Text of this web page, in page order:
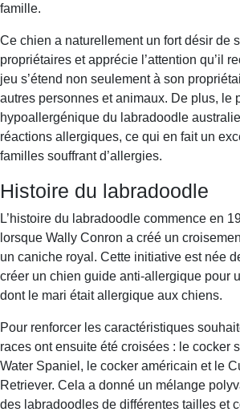
famille.
Ce chien a naturellement un fort désir de
propriétaires et apprécie l’attention qu’il
jeu s’étend non seulement à son
autres personnes et animaux. De plus, le
hypoallergénique du labradoodle
réactions allergiques, ce qui en fait un
familles souffrant d’allergies.
Histoire du labradoodle
L’histoire du labradoodle commence en
lorsque Wally Conron a créé un
un caniche royal. Cette initiative est née
créer un chien guide anti-allergique pour
dont le mari était allergique aux chiens.
Pour renforcer les caractéristiques
races ont ensuite été croisées : le cocker
Water Spaniel, le cocker américain et le
Retriever. Cela a donné un mélange
des labradoodles de différentes tailles et